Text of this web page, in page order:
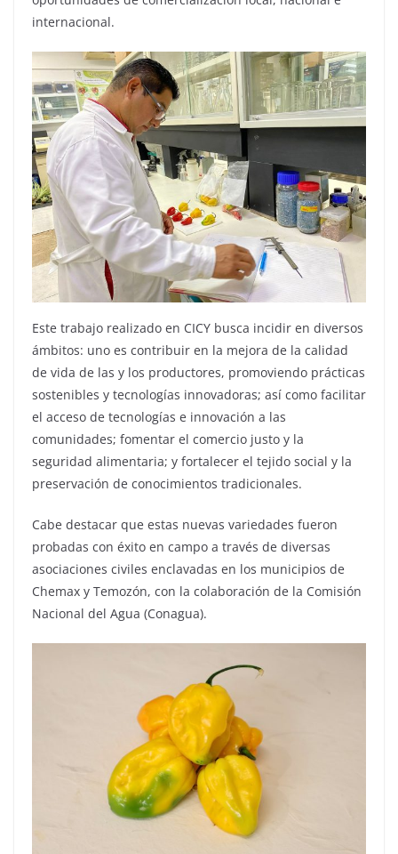
internacional.
Este trabajo realizado en CICY busca incidir en diversos
ámbitos: uno es contribuir en la mejora de la calidad
de vida de las y los productores, promoviendo prácticas
sostenibles y tecnologías innovadoras; así como facilitar
el acceso de tecnologías e innovación a las
comunidades; fomentar el comercio justo y la
seguridad alimentaria; y fortalecer el tejido social y la
preservación de conocimientos tradicionales.
Cabe destacar que estas nuevas variedades fueron
probadas con éxito en campo a través de diversas
asociaciones civiles enclavadas en los municipios de
Chemax y Temozón, con la colaboración de la Comisión
Nacional del Agua (Conagua).